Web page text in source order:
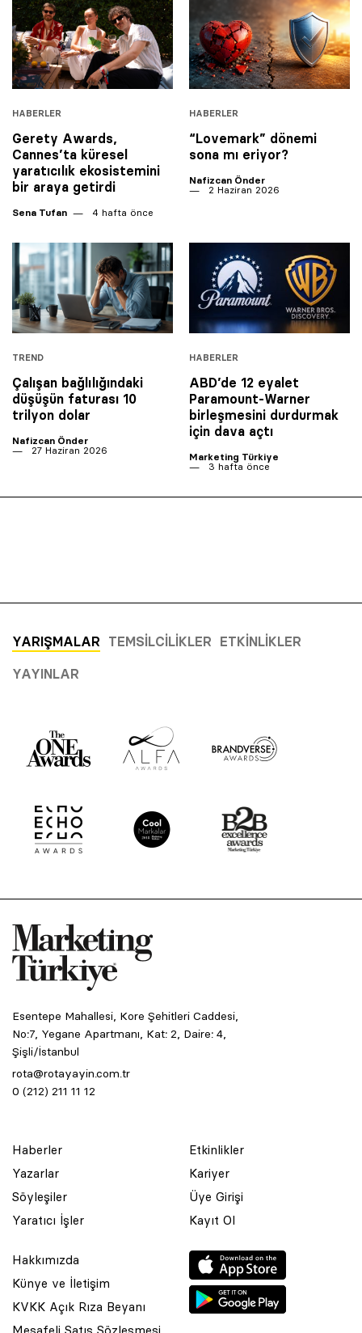
HABERLER
Gerety Awards,
Cannes’ta küresel
yaratıcılık ekosistemini
bir araya getirdi
Sena Tufan 4 hafta önce
HABERLER
“Lovemark” dönemi
sona mı eriyor?
Nafizcan Önder
2 Haziran 2026
TREND
Çalışan bağlılığındaki
düşüşün faturası 10
trilyon dolar
Nafizcan Önder
27 Haziran 2026
HABERLER
ABD’de 12 eyalet
Paramount-Warner
birleşmesini durdurmak
için dava açtı
Marketing Türkiye
3 hafta önce
YARIŞMALAR TEMSILCILIKLER ETKINLIKLER
YAYINLAR
Esentepe Mahallesi, Kore Şehitleri Caddesi,
No:7, Yegane Apartmanı, Kat: 2, Daire: 4,
Şişli/İstanbul
rota@rotayayin.com.tr
0 (212) 211 11 12
Haberler
Yazarlar
Söyleşiler
Yaratıcı İşler
Etkinlikler
Kariyer
Üye Girişi
Kayıt Ol
Hakkımızda
Künye ve İletişim
KVKK Açık Rıza Beyanı